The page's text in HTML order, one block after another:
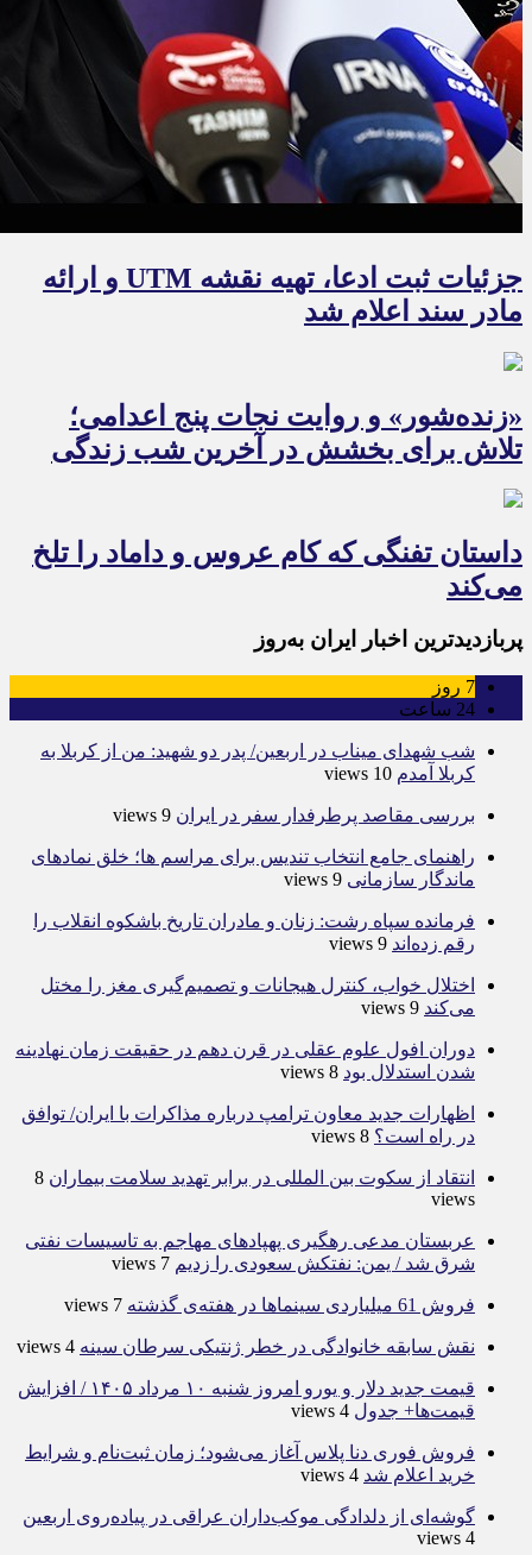
جزئیات ثبت ادعا، تهیه نقشه UTM و ارائه
مادر سند اعلام شد
«زنده‌شور» و روایت نجات پنج اعدامی؛
تلاش برای بخشش در آخرین شب زندگی
داستان تفنگی که کام عروس و داماد را تلخ
می‌کند
پربازدیدترین اخبار ایران به‌روز
7 روز
24 ساعت
شب شهدای میناب در اربعین/ پدر دو شهید: من از کربلا به
کربلا آمدم 10 views
بررسی مقاصد پرطرفدار سفر در ایران 9 views
راهنمای جامع انتخاب تندیس برای مراسم ها؛ خلق نمادهای
ماندگار سازمانی 9 views
فرمانده سپاه رشت: زنان و مادران تاریخ باشکوه انقلاب را
رقم زده‌اند 9 views
اختلال خواب، کنترل هیجانات و تصمیم‌گیری مغز را مختل
می‌کند 9 views
دوران افول علوم عقلی در قرن دهم در حقیقت زمان نهادینه
شدن استدلال بود 8 views
اظهارات جدید معاون ترامپ درباره مذاکرات با ایران/ توافق
در راه است؟ 8 views
انتقاد از سکوت بین المللی در برابر تهدید سلامت بیماران 8
views
عربستان مدعی رهگیری پهپادهای مهاجم به تاسیسات نفتی
شرق شد / یمن: نفتکش سعودی را زدیم 7 views
فروش 61 میلیاردی سینماها در هفته‌ی گذشته 7 views
نقش سابقه خانوادگی در خطر ژنتیکی سرطان سینه 4 views
قیمت جدید دلار و یورو امروز شنبه ۱۰ مرداد ۱۴۰۵ / افزایش
قیمت‌ها+ جدول 4 views
فروش فوری دنا پلاس آغاز می‌شود؛ زمان ثبت‌نام و شرایط
خرید اعلام شد 4 views
گوشه‌ای از دلدادگی موکب‌داران عراقی در پیاده‌روی اربعین
4 views